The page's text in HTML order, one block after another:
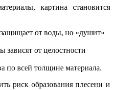
картина становится
от воды, но «душит»
от целостности
по всей толщине материала.
риск образования плесени и